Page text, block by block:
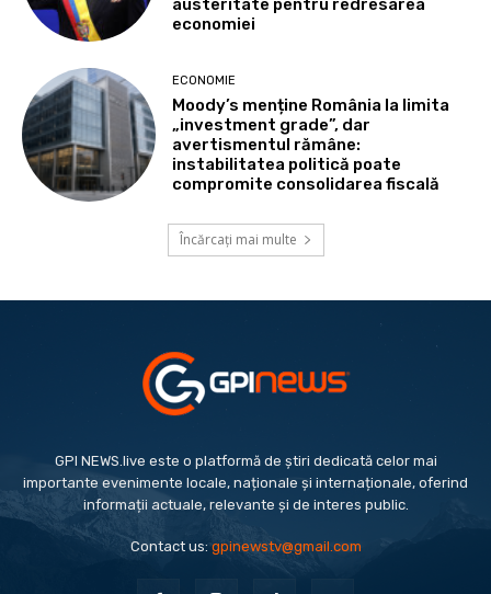
austeritate pentru redresarea
economiei
ECONOMIE
Moody’s menține România la limita
„investment grade”, dar
avertismentul rămâne:
instabilitatea politică poate
compromite consolidarea fiscală
Încărcați mai multe
GPI NEWS.live este o platformă de știri dedicată celor mai
importante evenimente locale, naționale și internaționale, oferind
informații actuale, relevante și de interes public.
Contact us:gpinewstv@gmail.com